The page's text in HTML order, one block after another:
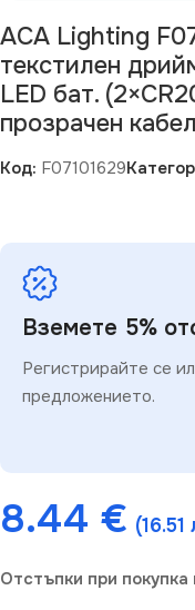
ACA Lighting
текстилен
LED бат.
прозрачен кабел
Код: F07101629
Вземете 5%
Регистрирайте се
предложението.
8.44 € (16.51
Отстъпки при покупка